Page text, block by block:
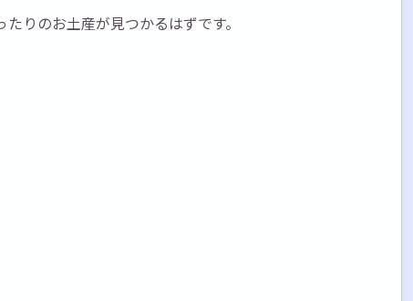
りのお土産が見つかるはずです。